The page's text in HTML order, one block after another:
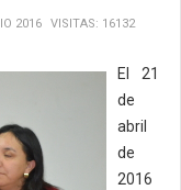
2016 VISITAS: 16132
El 21
de
abril
de
2016